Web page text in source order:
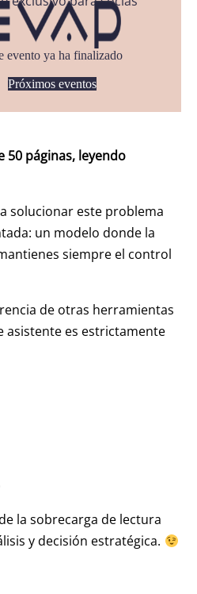
evento ya ha finalizado
Próximos eventos
50 páginas, leyendo
solucionar este problema
un modelo donde la
siempre el control
de otras herramientas
asistente es estrictamente
la sobrecarga de lectura
y decisión estratégica.